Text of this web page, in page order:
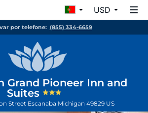
USD
por telefone: (855) 334-6659
Grand Pioneer Inn and
Suites
Street Escanaba Michigan 49829 US